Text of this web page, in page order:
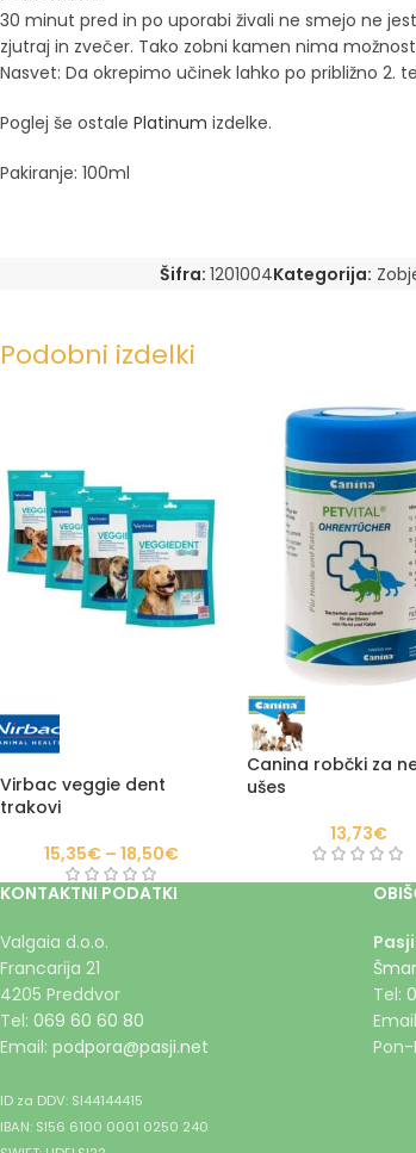
30 minut pred in po uporabi živali ne smejo ne
zjutraj in zvečer. Tako zobni kamen nima
Nasvet: Da okrepimo učinek lahko po približno
Poglej še ostale Platinum izdelke.
Pakiranje: 100ml
Šifra: 1201004Kategorija:
Podobni izdelki
Virbac veggie dent
trakovi
15,35€ – 18,50€
Canina robčki za
ušes
13,73€
KONTAKTNI PODATKI
Valgaia d.o.o.
Francarija 21
4205 Preddvor
Tel: 069 60 60 80
Email: podpora@pasji.net
ID za DDV: SI44144415
IBAN: SI56 6100 0001 0250 240
Tel:
Pon-